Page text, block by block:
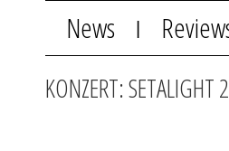
News
KONZERT: SETALIGHT